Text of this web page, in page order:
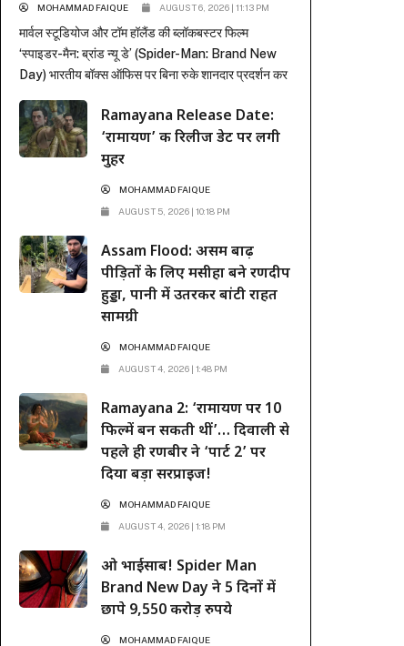
MOHAMMAD FAIQUE AUGUST 6, 2026 | 11:13 PM
मार्वल स्टूडियोज और टॉम हॉलैंड की ब्लॉकबस्टर फिल्म
‘स्पाइडर-मैन: ब्रांड न्यू डे’ (Spider-Man: Brand New
Day) भारतीय बॉक्स ऑफिस पर बिना रुके शानदार प्रदर्शन कर
दूसरे हफ्ते के कामकाजी दिनों में भी सिनेमाघरों में अपनी मजबूत
पकड़ बनाए रखी है। रिलीज के...
Ramayana Release Date:
‘रामायण’ की रिलीज डेट पर लगी
मुहर
MOHAMMAD FAIQUE
AUGUST 5, 2026 | 10:18 PM
Assam Flood: असम बाढ़
पीड़ितों के लिए मसीहा बने रणदीप
हुड्डा, पानी में उतरकर बांटी राहत
सामग्री
MOHAMMAD FAIQUE
AUGUST 4, 2026 | 1:48 PM
Ramayana 2: ‘रामायण पर 10
फिल्में बन सकती थीं’… दिवाली से
पहले ही रणबीर ने ‘पार्ट 2’ पर
दिया बड़ा सरप्राइज!
MOHAMMAD FAIQUE
AUGUST 4, 2026 | 1:18 PM
ओ भाईसाब! Spider Man
Brand New Day ने 5 दिनों में
छापे 9,550 करोड़ रुपये
MOHAMMAD FAIQUE